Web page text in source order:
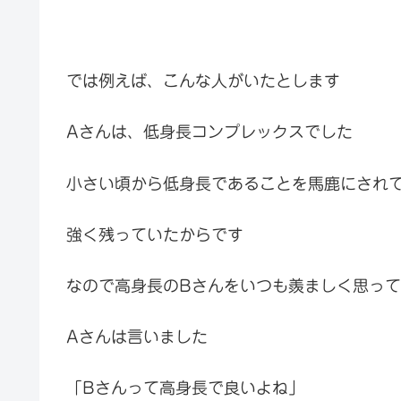
では例えば、こんな人がいたとします
Aさんは、低身長コンプレックスでした
小さい頃から低身長であることを馬鹿にされ
強く残っていたからです
なので高身長のBさんをいつも羨ましく思っ
Aさんは言いました
「Bさんって高身長で良いよね」